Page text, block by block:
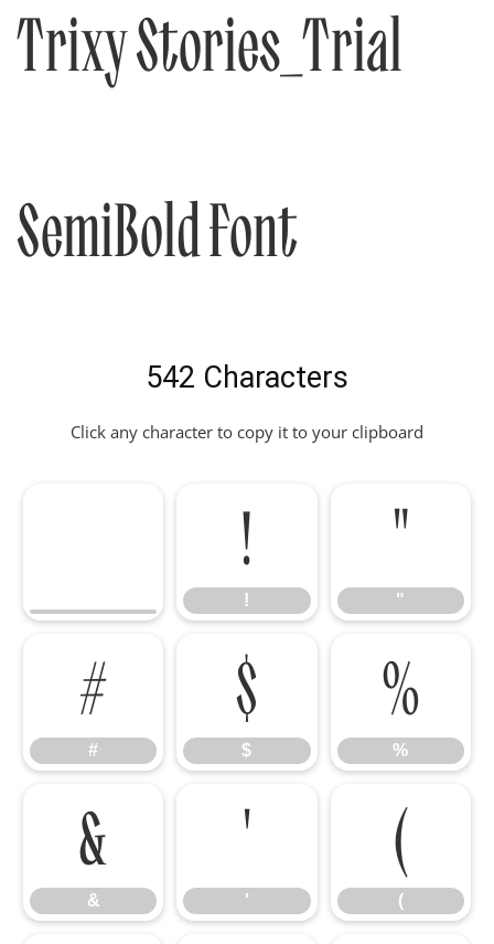
Trixy Stories_Trial
SemiBold Font
542 Characters
Click any character to copy it to your clipboard
!
!
"
"
#
#
$
$
%
%
&
&
'
'
(
(